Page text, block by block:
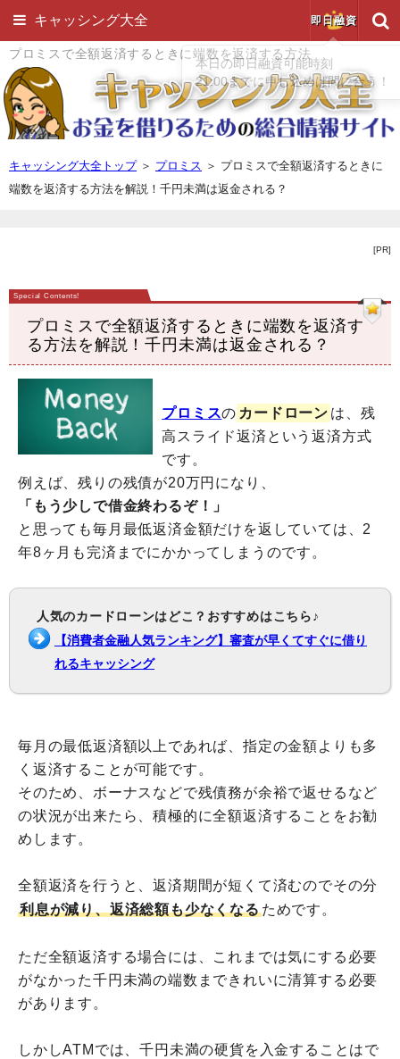
キャッシング大全 即日融資
プロミスで全額返済するときに端数を返済する方法
キャッシング大全トップ＞ プロミス ＞ プロミスで全額返済するときに
端数を返済する方法を解説！千円未満は返金される？
[PR]
プロミスで全額返済するときに端数を返済す
る方法を解説！千円未満は返金される？
プロミスの カードローン は、残
高スライド返済という返済方式
です。
例えば、残りの残債が20万円になり、
「もう少しで借金終わるぞ！」
と思っても毎月最低返済金額だけを返していては、2
年8ヶ月も完済までにかかってしまうのです。
人気のカードローンはどこ？おすすめはこちら♪
【消費者金融人気ランキング】審査が早くてすぐに借り
れるキャッシング
毎月の最低返済額以上であれば、指定の金額よりも多
く返済することが可能です。
そのため、ボーナスなどで残債務が余裕で返せるなど
の状況が出来たら、積極的に全額返済することをお勧
めします。
全額返済を行うと、返済期間が短くて済むのでその分
利息が減り、返済総額も少なくなるためです。
ただ全額返済する場合には、これまでは気にする必要
がなかった千円未満の端数まできれいに清算する必要
があります。
しかしATMでは、千円未満の硬貨を入金することはで